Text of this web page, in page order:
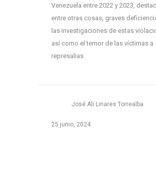
Venezuela entre 2022 y 2023,
entre otras cosas, graves
las investigaciones de estas
así como el temor de las víctimas a
represalias.
José Ali Linares Torrealba
25 junio, 2024